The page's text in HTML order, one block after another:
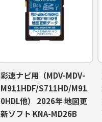
彩速ナビ用（MDV-MDV-
M911HDF/S711HD/M91
0HDL他） 2026年 地図更
新ソフト KNA-MD26B